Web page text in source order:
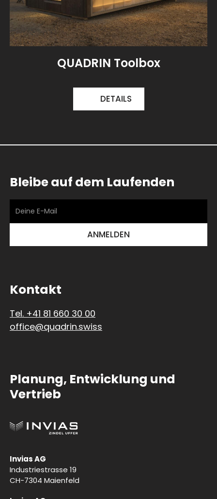
QUADRIN Toolbox
DETAILS
Bleibe auf dem Laufenden
Kontakt
Tel. +41 81 660 30 00
office@quadrin.swiss
Planung, Entwicklung und
Vertrieb
Invias AG
Industriestrasse 19
CH-7304 Maienfeld